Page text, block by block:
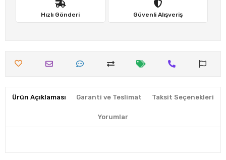
Hızlı Gönderi Güvenli Alışveriş
Ürün Açıklaması Garanti ve Teslimat Taksit Seçenekleri
Yorumlar